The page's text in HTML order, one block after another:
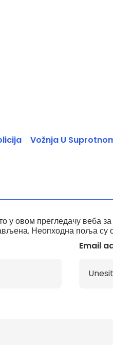
Vožnja U
Неопходна поља су
Email
у овом прегледачу веба